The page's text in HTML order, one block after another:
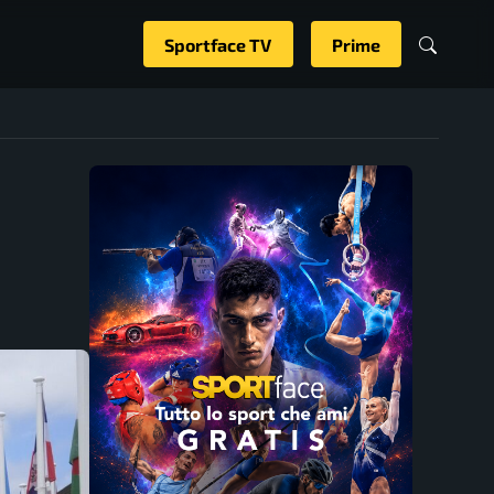
Sportface TV Prime